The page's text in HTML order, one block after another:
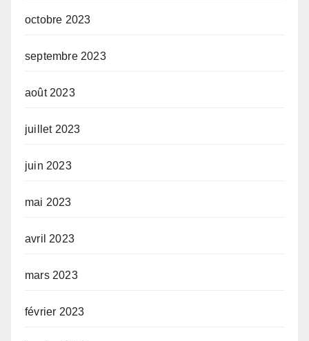
octobre 2023
septembre 2023
août 2023
juillet 2023
juin 2023
mai 2023
avril 2023
mars 2023
février 2023